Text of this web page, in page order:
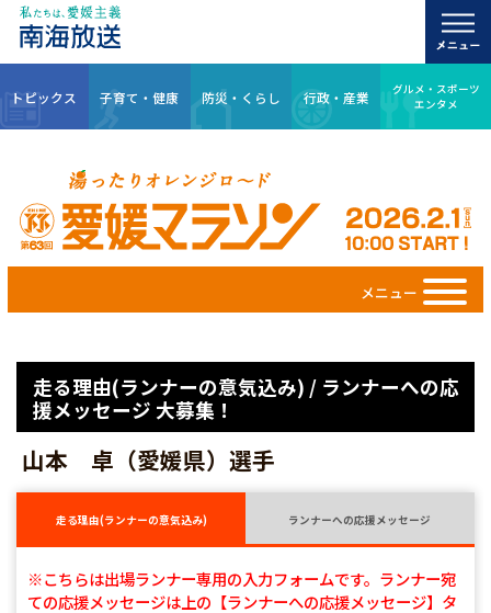
トピックス 子育て・健康 防災・くらし 行政・産業
グルメ・スポーツ
エンタメ
メニュー
走る理由(ランナーの意気込み) / ランナーへの応
援メッセージ 大募集！
山本 卓（愛媛県）選手
走る理由(ランナーの意気込み) ランナーへの応援メッセージ
※こちらは出場ランナー専用の入力フォームです。ランナー宛
ての応援メッセージは上の【ランナーへの応援メッセージ】タ